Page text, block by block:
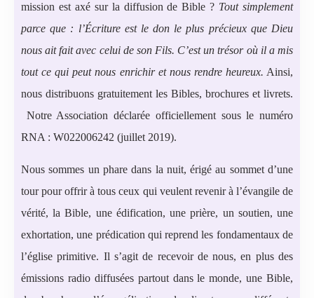
mission est axé sur la diffusion de Bible ? Tout simplement
parce que : l’Écriture est le don le plus précieux que Dieu
nous ait fait avec celui de son Fils. C’est un trésor où il a mis
tout ce qui peut nous enrichir et nous rendre heureux. Ainsi,
nous distribuons gratuitement les Bibles, brochures et livrets.
Notre Association déclarée officiellement sous le numéro
RNA : W022006242 (juillet 2019).
Nous sommes un phare dans la nuit, érigé au sommet d’une
tour pour offrir à tous ceux qui veulent revenir à l’évangile de
vérité, la Bible, une édification, une prière, un soutien, une
exhortation, une prédication qui reprend les fondamentaux de
l’église primitive. Il s’agit de recevoir de nous, en plus des
émissions radio diffusées partout dans le monde, une Bible,